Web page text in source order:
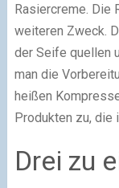
Rasiercreme. Die
weiteren Zweck.
der Seife quellen
man die
heißen
Produkten zu, die
Drei zu